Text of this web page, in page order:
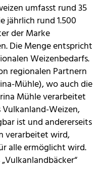
umfasst rund 35
jährlich rund 1.500
der Marke
Die Menge entspricht
Weizenbedarfs.
regionalen Partnern
Mühle), wo auch die
Mühle verarbeitet
Weizen,
ist und andererseits
verarbeitet wird,
alle ermöglicht wird.